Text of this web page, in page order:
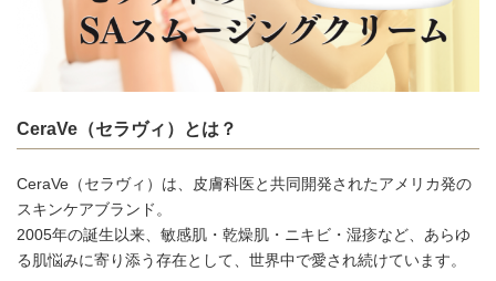
検索
CeraVe（セラヴィ）とは？
CeraVe（セラヴィ）は、皮膚科医と共同開発されたアメリカ発の
スキンケアブランド。
2005年の誕生以来、敏感肌・乾燥肌・ニキビ・湿疹など、あらゆ
る肌悩みに寄り添う存在として、世界中で愛され続けています。